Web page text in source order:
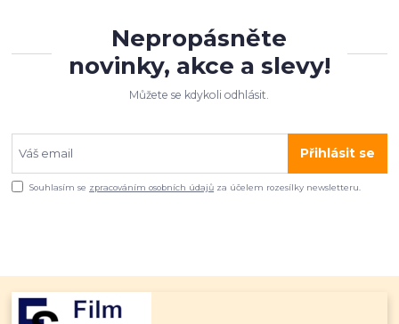
Nepropásněte
novinky, akce a slevy!
Můžete se kdykoli odhlásit.
Přihlásit se
Souhlasím se zpracováním osobních údajů za účelem rozesílky newsletteru.